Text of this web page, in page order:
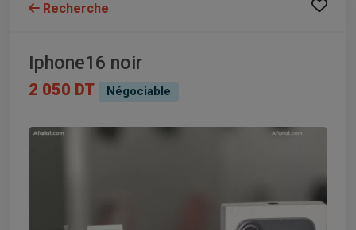
Recherche
Iphone16 noir
2 050 DT Négociable